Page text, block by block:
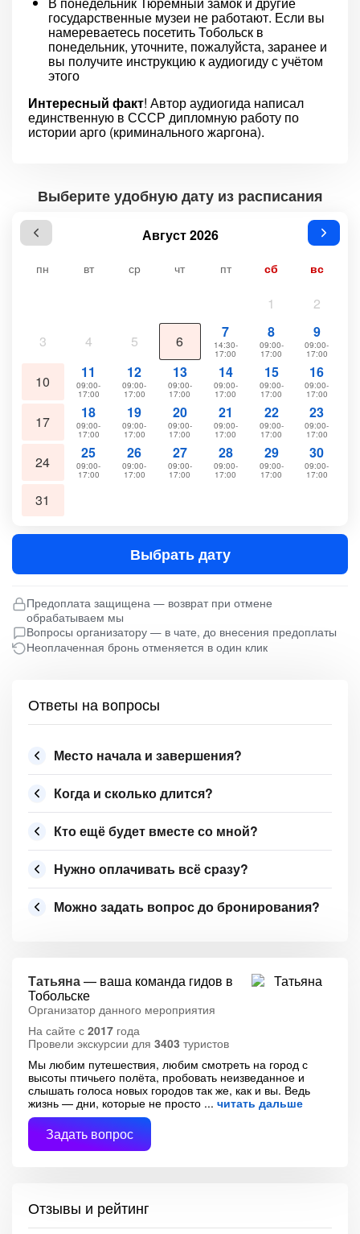
государственные музеи не работают. Если вы
намереваетесь посетить Тобольск в
понедельник, уточните, пожалуйста, заранее и
вы получите инструкцию к аудиогиду с учётом
этого
Интересный факт! Автор аудиогида написал
единственную в СССР дипломную работу по
истории арго (криминального жаргона).
Выберите удобную дату из расписания
Август 2026
пн вт ср чт пт сб вс
1 2
3 4 5 6
7
14:30-
17:00
8
09:00-
17:00
9
09:00-
17:00
10
11
09:00-
17:00
12
09:00-
17:00
13
09:00-
17:00
14
09:00-
17:00
15
09:00-
17:00
16
09:00-
17:00
17
18
09:00-
17:00
19
09:00-
17:00
20
09:00-
17:00
21
09:00-
17:00
22
09:00-
17:00
23
09:00-
17:00
24
25
09:00-
17:00
26
09:00-
17:00
27
09:00-
17:00
28
09:00-
17:00
29
09:00-
17:00
30
09:00-
17:00
31
Выбрать дату
Предоплата защищена — возврат при отмене
обрабатываем мы
Вопросы организатору — в чате, до внесения предоплаты
Неоплаченная бронь отменяется в один клик
Ответы на вопросы
Место начала и завершения?
Когда и сколько длится?
Кто ещё будет вместе со мной?
Нужно оплачивать всё сразу?
Можно задать вопрос до бронирования?
Татьяна— ваша команда гидов в
Тобольске
Организатор данного мероприятия
На сайте с 2017 года
Провели экскурсии для 3403 туристов
Мы любим путешествия, любим смотреть на город с
высоты птичьего полёта, пробовать неизведанное и
слышать голоса новых городов так же, как и вы. Ведь
жизнь — дни, которые не просто
читать дальше
Задать вопрос
Отзывы и рейтинг